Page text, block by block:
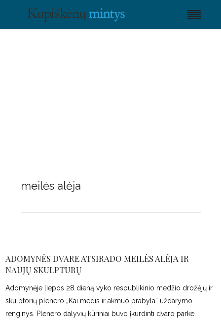
meilės alėja
ADOMYNĖS DVARE ATSIRADO MEILĖS ALĖJA IR
NAUJŲ SKULPTŪRŲ
Adomynėje liepos 28 dieną vyko respublikinio medžio drožėjų ir
skulptorių plenero „Kai medis ir akmuo prabyla“ uždarymo
renginys. Plenero dalyvių kūriniai buvo įkurdinti dvaro parke.